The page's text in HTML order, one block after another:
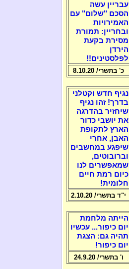
עבריין עשה
הסכם "שלום" עם
האמירויות
ובחריין: תמורת
מסירת בקעת
הירדן
לפלסטינים!!
כ' בתשרי/ 8.10.20
נגיף חדש וקטלני
בדרך! זהו נגיף
שיחזיר בהדרגה
את יושבי כדור
הארץ לתקופת
האבן, אחרי
שיפגע במחשבים
וברובוטים,
שמאפשרים לנו
כיום רמת חיים
חלומית!
י"ד בתשרי/ 2.10.20
הייתה מלחמת
יום כיפור... עכשיו
תהיה גם: הצגת
יום כיפור!
ו' בתשרי/ 24.9.20